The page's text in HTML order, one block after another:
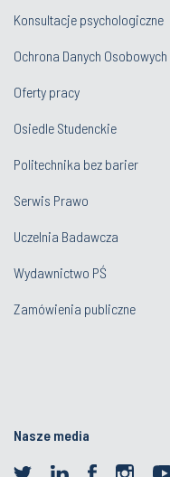
Konsultacje psychologiczne
Ochrona Danych Osobowych
Oferty pracy
Osiedle Studenckie
Politechnika bez barier
Serwis Prawo
Uczelnia Badawcza
Wydawnictwo PŚ
Zamówienia publiczne
Nasze media